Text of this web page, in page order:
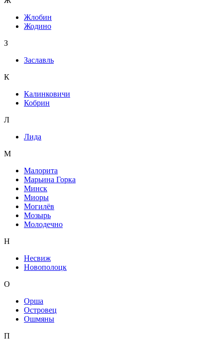
Жлобин
Жодино
З
Заславль
К
Калинковичи
Кобрин
Л
Лида
М
Малорита
Марьина Горка
Минск
Миоры
Могилёв
Мозырь
Молодечно
Н
Несвиж
Новополоцк
О
Орша
Островец
Ошмяны
П